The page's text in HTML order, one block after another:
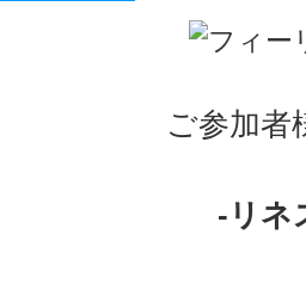
ご参加者
-リネ